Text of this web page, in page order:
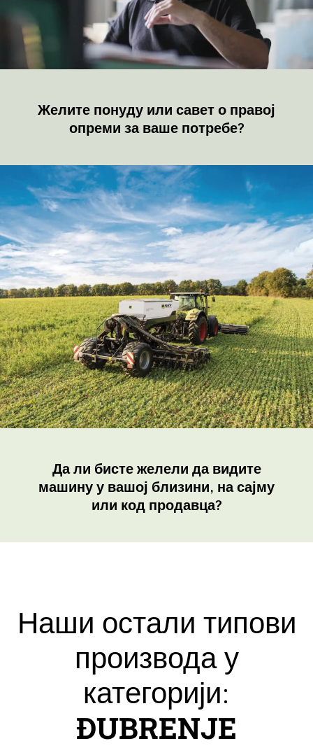
Желите понуду или савет о правој
опреми за ваше потребе?
Да ли бисте желели да видите
машину у вашој близини, на сајму
или код продавца?
Наши остали типови
производа у
категорији:
ĐUBRENJE